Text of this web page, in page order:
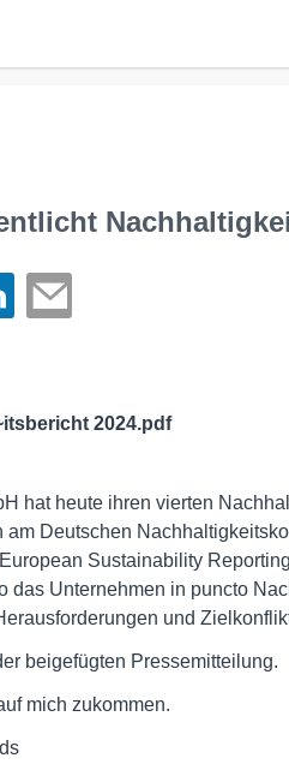
2024.pdf
hat heute ihren vierten
Deutschen
Sustainability
das Unternehmen in puncto
und
beigefügten Pressemitteilung.
mich zukommen.